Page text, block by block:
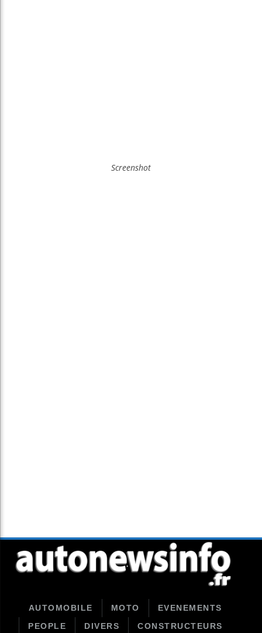
Screenshot
AUTOMOBILE MOTO
EVENEMENTS
PEOPLE
DIVERS CONSTRUCTEURS